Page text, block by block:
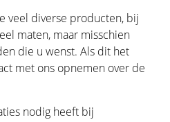
veel diverse producten, bij
maten, maar misschien
die u wenst. Als dit het
met ons opnemen over de
nodig heeft bij